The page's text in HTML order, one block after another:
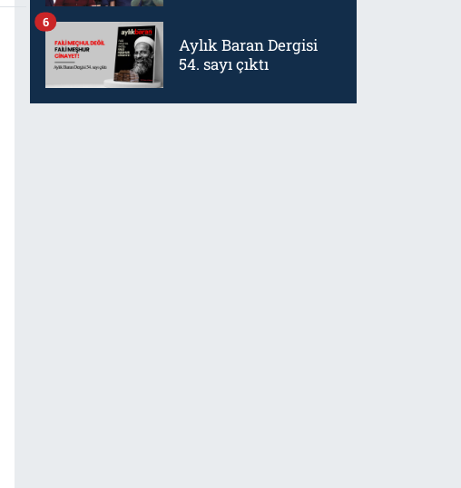
Aylık Baran Dergisi
54. sayı çıktı
6